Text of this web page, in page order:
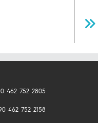
462 752 2805
462 752 2158